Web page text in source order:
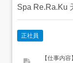
Spa Re.Ra.Ku
正社員
【仕事内